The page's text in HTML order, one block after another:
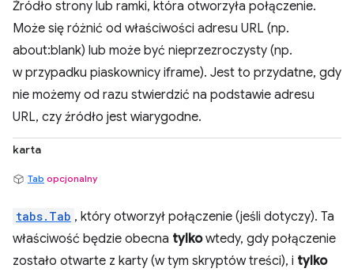
Źródło strony lub ramki, która otworzyła połączenie.
Może się różnić od właściwości adresu URL (np.
about:blank) lub może być nieprzezroczysty (np.
w przypadku piaskownicy iframe). Jest to przydatne, gdy
nie możemy od razu stwierdzić na podstawie adresu
URL, czy źródło jest wiarygodne.
karta
Tab opcjonalny
tabs.Tab , który otworzył połączenie (jeśli dotyczy). Ta
właściwość będzie obecna tylkowtedy, gdy połączenie
zostało otwarte z karty (w tym skryptów treści), i tylko